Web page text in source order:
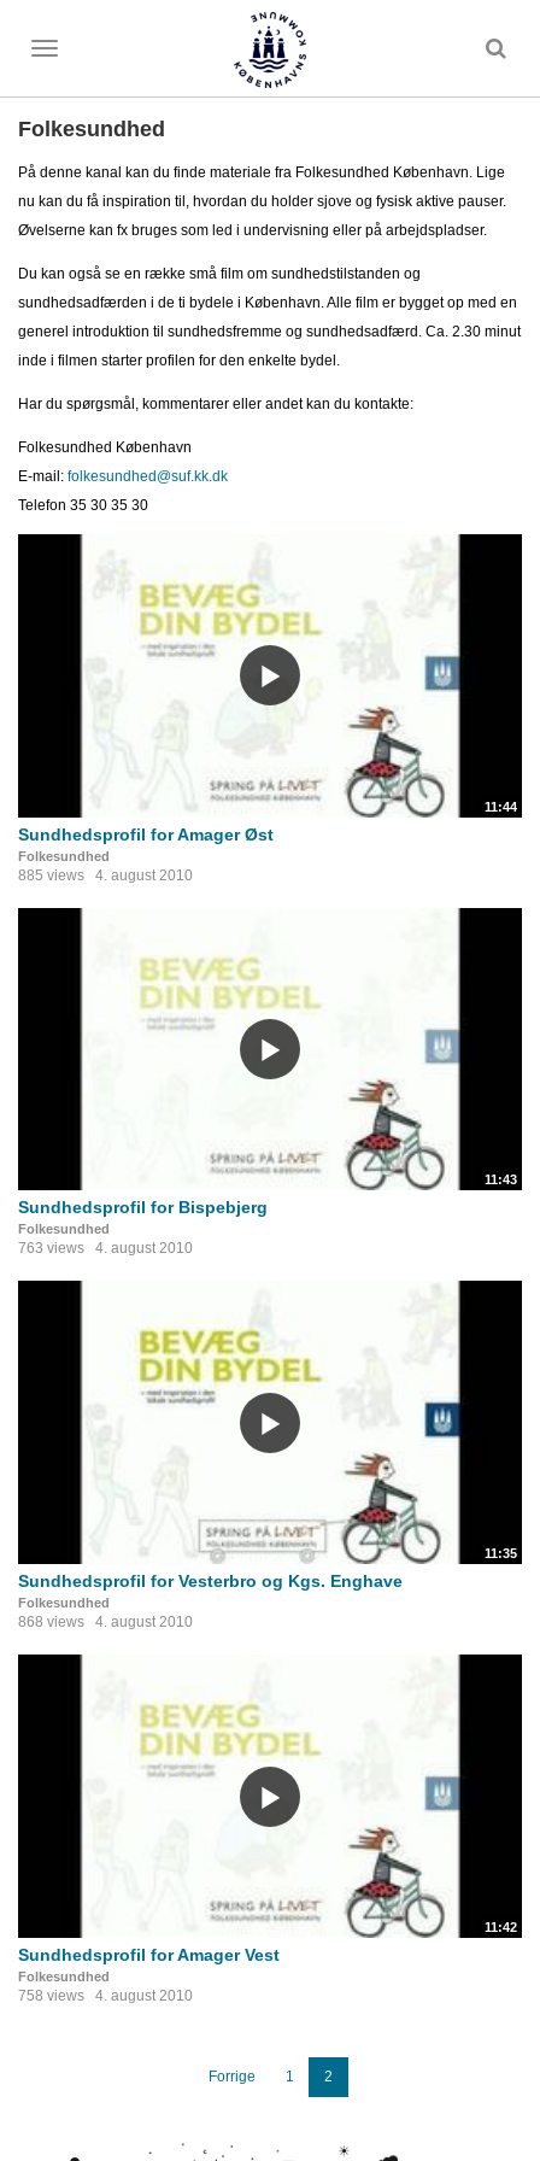
Toggle
Folkesundhed
På denne kanal kan du finde materiale fra Folkesundhed København. Lige
nu kan du få inspiration til, hvordan du holder sjove og fysisk aktive pauser.
Øvelserne kan fx bruges som led i undervisning eller på arbejdspladser.
Du kan også se en række små film om sundhedstilstanden og
sundhedsadfærden i de ti bydele i København. Alle film er bygget op med en
generel introduktion til sundhedsfremme og sundhedsadfærd. Ca. 2.30 minut
inde i filmen starter profilen for den enkelte bydel.
Har du spørgsmål, kommentarer eller andet kan du kontakte:
Folkesundhed København
E-mail: folkesundhed@suf.kk.dk
Telefon 35 30 35 30
11:44
Sundhedsprofil for Amager Øst
Folkesundhed
885 views 4. august 2010
11:43
Sundhedsprofil for Bispebjerg
Folkesundhed
763 views 4. august 2010
11:35
Sundhedsprofil for Vesterbro og Kgs. Enghave
Folkesundhed
868 views 4. august 2010
11:42
Sundhedsprofil for Amager Vest
Folkesundhed
758 views 4. august 2010
Forrige 1 2